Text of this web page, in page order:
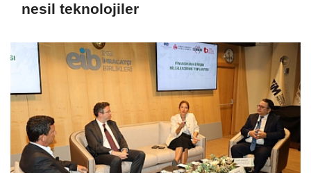
nesil teknolojiler